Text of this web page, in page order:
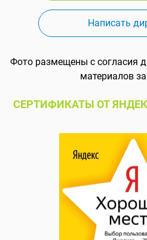
Написать
Фото размещены с согласия
материалов
СЕРТИФИКАТЫ ОТ